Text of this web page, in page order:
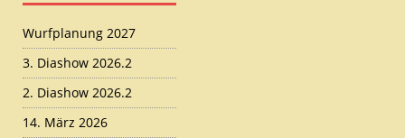
Wurfplanung 2027
3. Diashow 2026.2
2. Diashow 2026.2
14. März 2026